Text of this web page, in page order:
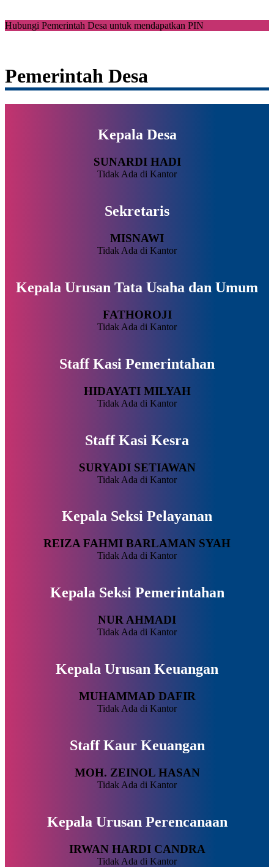
Hubungi Pemerintah Desa untuk mendapatkan PIN
Pemerintah Desa
Kepala Desa
SUNARDI HADI
Tidak Ada di Kantor
Sekretaris
MISNAWI
Tidak Ada di Kantor
Kepala Urusan Tata Usaha dan Umum
FATHOROJI
Tidak Ada di Kantor
Staff Kasi Pemerintahan
HIDAYATI MILYAH
Tidak Ada di Kantor
Staff Kasi Kesra
SURYADI SETIAWAN
Tidak Ada di Kantor
Kepala Seksi Pelayanan
REIZA FAHMI BARLAMAN SYAH
Tidak Ada di Kantor
Kepala Seksi Pemerintahan
NUR AHMADI
Tidak Ada di Kantor
Kepala Urusan Keuangan
MUHAMMAD DAFIR
Tidak Ada di Kantor
Staff Kaur Keuangan
MOH. ZEINOL HASAN
Tidak Ada di Kantor
Kepala Urusan Perencanaan
IRWAN HARDI CANDRA
Tidak Ada di Kantor